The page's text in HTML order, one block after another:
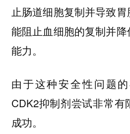
止肠道细胞复制并导致
能阻止血细胞的复制并
能力。
由于这种安全性问题
CDK2抑制剂尝试非常
成功。